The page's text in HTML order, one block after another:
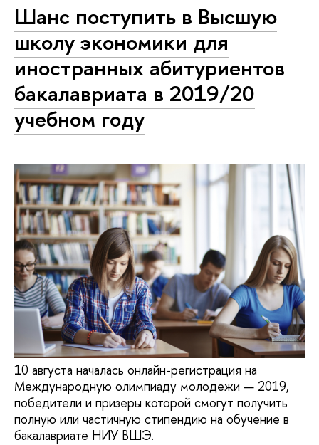
Шанс поступить в Высшую
школу экономики для
иностранных абитуриентов
бакалавриата в 2019/20
учебном году
10 августа началась онлайн-регистрация на
Международную олимпиаду молодежи — 2019,
победители и призеры которой смогут получить
полную или частичную стипендию на обучение в
бакалавриате НИУ ВШЭ.